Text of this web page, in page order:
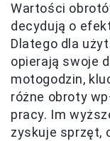
Wartości
decydują o
Dlatego dla
opierają swoje
motogodzin,
różne obroty
pracy. Im
zyskuje sprzęt,